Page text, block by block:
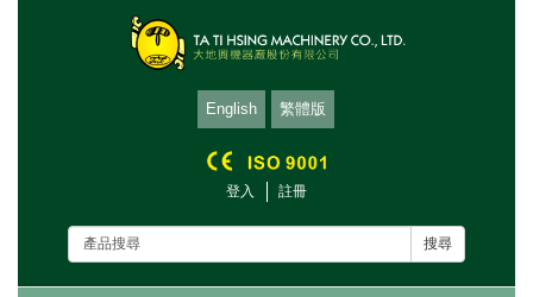
English 繁體版
登入 註冊
搜尋